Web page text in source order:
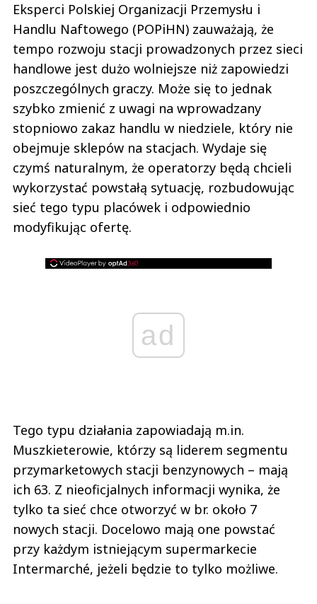
Eksperci Polskiej Organizacji Przemysłu i
Handlu Naftowego (POPiHN) zauważają, że
tempo rozwoju stacji prowadzonych przez sieci
handlowe jest dużo wolniejsze niż zapowiedzi
poszczególnych graczy. Może się to jednak
szybko zmienić z uwagi na wprowadzany
stopniowo zakaz handlu w niedziele, który nie
obejmuje sklepów na stacjach. Wydaje się
czymś naturalnym, że operatorzy będą chcieli
wykorzystać powstałą sytuację, rozbudowując
sieć tego typu placówek i odpowiednio
modyfikując ofertę.
ad
Tego typu działania zapowiadają m.in.
Muszkieterowie, którzy są liderem segmentu
przymarketowych stacji benzynowych – mają
ich 63. Z nieoficjalnych informacji wynika, że
tylko ta sieć chce otworzyć w br. około 7
nowych stacji. Docelowo mają one powstać
przy każdym istniejącym supermarkecie
Intermarché, jeżeli będzie to tylko możliwe.